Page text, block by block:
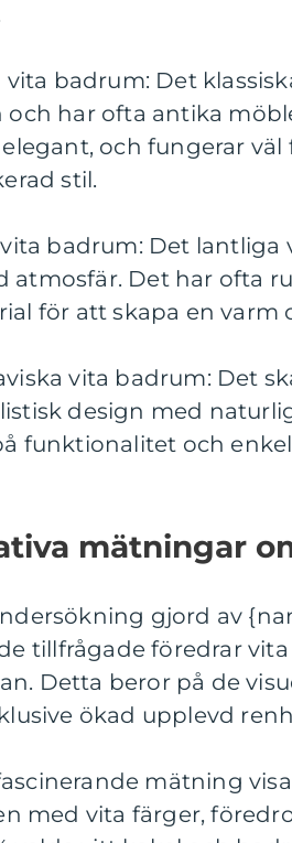
vita badrum: Det
har ofta antika
och fungerar
stil.
badrum: Det
atmosfär. Det har ofta
för att skapa en varm
vita badrum: Det
design med
funktionalitet och
mätningar
gjord av
tillfrågade föredrar
Detta beror på de
ökad upplevd
mätning
med vita färger,